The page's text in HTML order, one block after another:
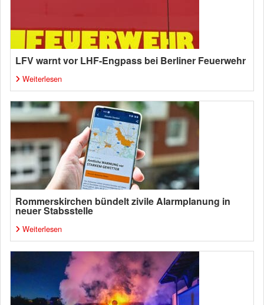
LFV warnt vor LHF-Engpass bei Berliner Feuerwehr
Weiterlesen
Rommerskirchen bündelt zivile Alarmplanung in
neuer Stabsstelle
Weiterlesen